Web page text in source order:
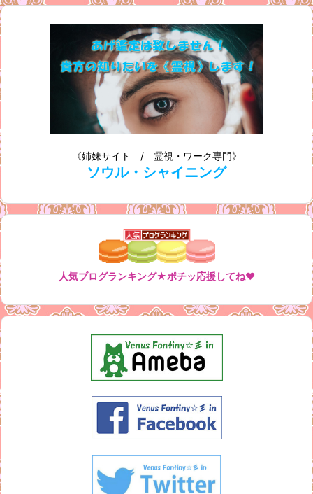
《姉妹サイト / 霊視・ワーク専門》
ソウル・シャイニング
人気ブログランキング★ポチッ応援してね♥